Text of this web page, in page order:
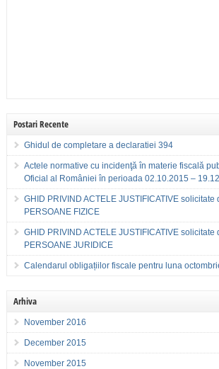
Postari Recente
Ghidul de completare a declaratiei 394
Actele normative cu incidenţă în materie fiscală
Oficial al României în perioada 02.10.2015 –
GHID PRIVIND ACTELE JUSTIFICATIVE
PERSOANE FIZICE
GHID PRIVIND ACTELE JUSTIFICATIVE
PERSOANE JURIDICE
Calendarul obligațiilor fiscale pentru luna
Arhiva
November 2016
December 2015
November 2015